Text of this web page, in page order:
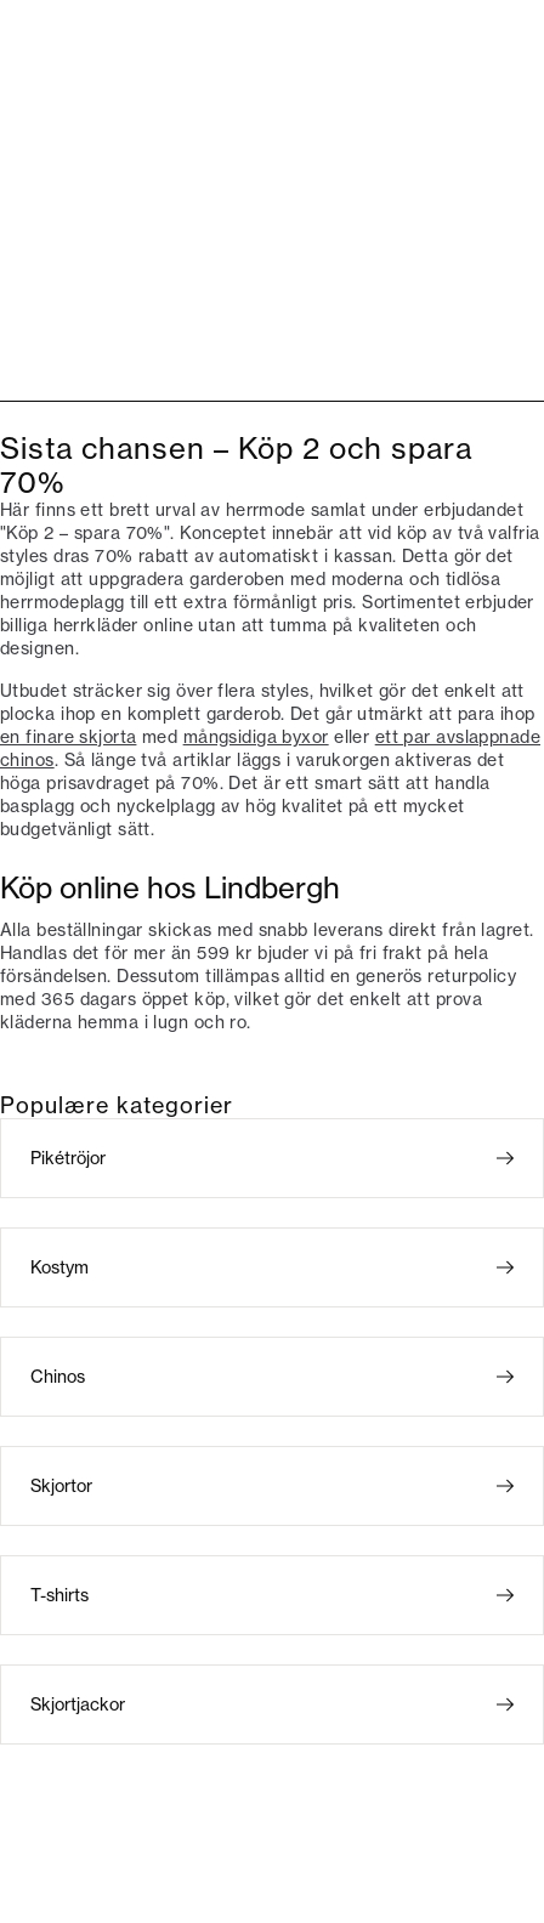
Sista chansen – Köp 2 och spara
70%
Här finns ett brett urval av herrmode samlat under erbjudandet
"Köp 2 – spara 70%". Konceptet innebär att vid köp av två valfria
styles dras 70% rabatt av automatiskt i kassan. Detta gör det
möjligt att uppgradera garderoben med moderna och tidlösa
herrmodeplagg till ett extra förmånligt pris. Sortimentet erbjuder
billiga herrkläder online utan att tumma på kvaliteten och
designen.
Utbudet sträcker sig över flera styles, hvilket gör det enkelt att
plocka ihop en komplett garderob. Det går utmärkt att para ihop
en finare skjorta med mångsidiga byxor eller ett par avslappnade
chinos. Så länge två artiklar läggs i varukorgen aktiveras det
höga prisavdraget på 70%. Det är ett smart sätt att handla
basplagg och nyckelplagg av hög kvalitet på ett mycket
budgetvänligt sätt.
Köp online hos Lindbergh
Alla beställningar skickas med snabb leverans direkt från lagret.
Handlas det för mer än 599 kr bjuder vi på fri frakt på hela
försändelsen. Dessutom tillämpas alltid en generös returpolicy
med 365 dagars öppet köp, vilket gör det enkelt att prova
kläderna hemma i lugn och ro.
Populære kategorier
Pikétröjor
Kostym
Chinos
Skjortor
T-shirts
Skjortjackor